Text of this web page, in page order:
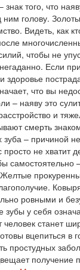
того, что
голову.
Видеть, как
чтобы не
Если
здоровье
что вы
– наяву это
и
смерть
– причиной
просто не
самостоятельно
ровными и
зубы у себя
человек станет
вцепиться
простудных
получение